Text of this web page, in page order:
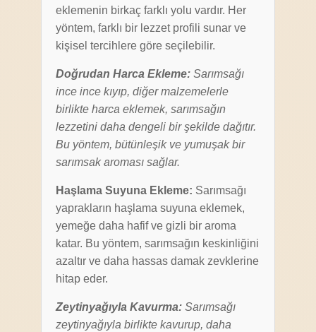
eklemenin birkaç farklı yolu vardır. Her
yöntem, farklı bir lezzet profili sunar ve
kişisel tercihlere göre seçilebilir.
Doğrudan Harca Ekleme:Sarımsağı
ince ince kıyıp, diğer malzemelerle
birlikte harca eklemek, sarımsağın
lezzetini daha dengeli bir şekilde dağıtır.
Bu yöntem, bütünleşik ve yumuşak bir
sarımsak aroması sağlar.
Haşlama Suyuna Ekleme: Sarımsağı
yaprakların haşlama suyuna eklemek,
yemeğe daha hafif ve gizli bir aroma
katar. Bu yöntem, sarımsağın keskinliğini
azaltır ve daha hassas damak zevklerine
hitap eder.
Zeytinyağıyla Kavurma:Sarımsağı
zeytinyağıyla birlikte kavurup, daha